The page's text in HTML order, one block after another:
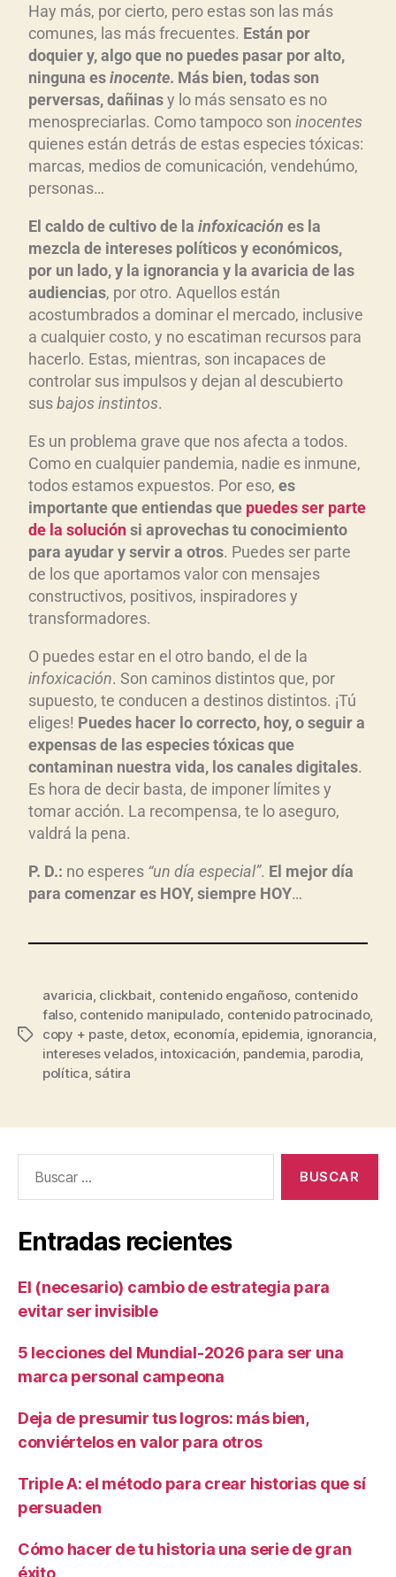
Hay más, por cierto, pero estas son las más
comunes, las más frecuentes. Están por
doquier y, algo que no puedes pasar por alto,
ninguna esinocente. Más bien, todas son
perversas, dañinasy lo más sensato es no
menospreciarlas. Como tampoco son inocentes
quienes están detrás de estas especies tóxicas:
marcas, medios de comunicación, vendehúmo,
personas…
El caldo de cultivo de la infoxicación es la
mezcla de intereses políticos y económicos,
por un lado, y la ignorancia y la avaricia de las
audiencias, por otro. Aquellos están
acostumbrados a dominar el mercado, inclusive
a cualquier costo, y no escatiman recursos para
hacerlo. Estas, mientras, son incapaces de
controlar sus impulsos y dejan al descubierto
susbajos instintos.
Es un problema grave que nos afecta a todos.
Como en cualquier pandemia, nadie es inmune,
todos estamos expuestos. Por eso, es
importante que entiendas que puedes ser parte
de la soluciónsi aprovechas tu conocimiento
para ayudar y servir a otros. Puedes ser parte
de los que aportamos valor con mensajes
constructivos, positivos, inspiradores y
transformadores.
O puedes estar en el otro bando, el de la
infoxicación. Son caminos distintos que, por
supuesto, te conducen a destinos distintos. ¡Tú
eliges! Puedes hacer lo correcto, hoy, o seguir a
expensas de las especies tóxicas que
contaminan nuestra vida, los canales digitales.
Es hora de decir basta, de imponer límites y
tomar acción. La recompensa, te lo aseguro,
valdrá la pena.
P. D.: no esperes “un día especial”. El mejor día
para comenzar es HOY, siempre HOY…
avaricia, clickbait, contenido engañoso, contenido
falso, contenido manipulado, contenido patrocinado,
copy + paste, detox, economía, epidemia, ignorancia,
intereses velados, intoxicación, pandemia, parodia,
política, sátira
Entradas recientes
El (necesario) cambio de estrategia para
evitar ser invisible
5 lecciones del Mundial-2026 para ser una
marca personal campeona
Deja de presumir tus logros: más bien,
conviértelos en valor para otros
Triple A: el método para crear historias que sí
persuaden
Cómo hacer de tu historia una serie de gran
éxito